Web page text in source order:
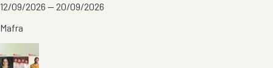
12/09/2026 — 20/09/2026
Mafra